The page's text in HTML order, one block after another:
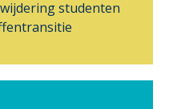
studenten